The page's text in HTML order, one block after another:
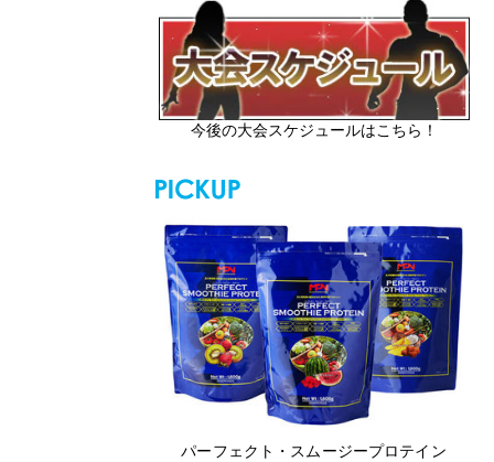
今後の大会スケジュールはこちら！
パーフェクト・スムージープロテイン